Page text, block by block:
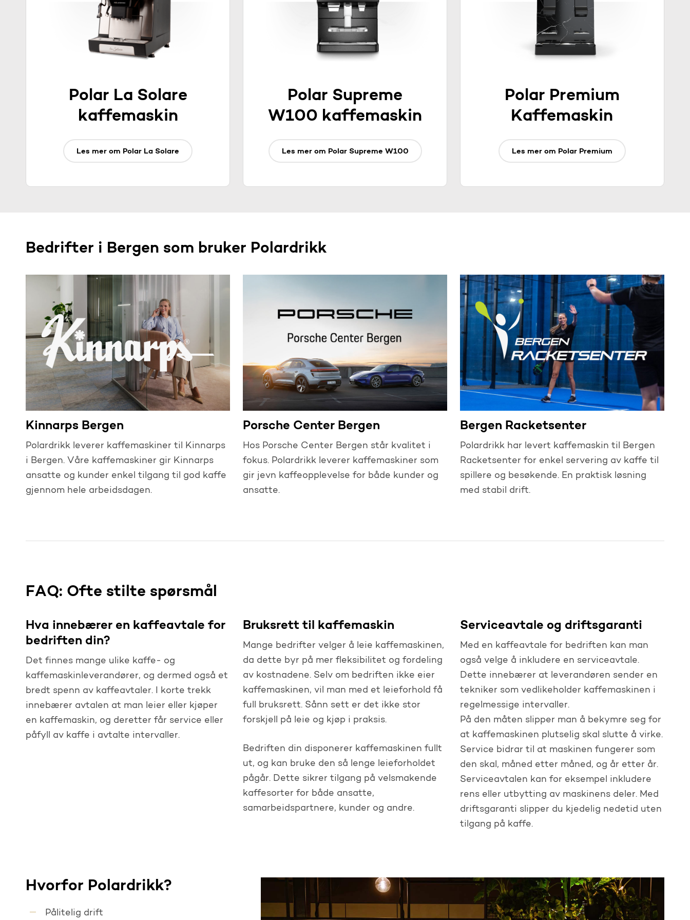
Polar Premium
Kaffemaskin
Les mer om Polar Premium
Polar Supreme
W100 kaffemaskin
Les mer om Polar Supreme W100
Polar La Solare
kaffemaskin
Les mer om Polar La Solare
Bedrifter i Bergen som bruker Polardrikk
Kinnarps Bergen
Polardrikk leverer kaffemaskiner til Kinnarps
i Bergen. Våre kaffemaskiner gir Kinnarps
ansatte og kunder enkel tilgang til god kaffe
gjennom hele arbeidsdagen.
Porsche Center Bergen
Hos Porsche Center Bergen står kvalitet i
fokus. Polardrikk leverer kaffemaskiner som
gir jevn kaffeopplevelse for både kunder og
ansatte.
Bergen Racketsenter
Polardrikk har levert kaffemaskin til Bergen
Racketsenter for enkel servering av kaffe til
spillere og besøkende. En praktisk løsning
med stabil drift.
FAQ: Ofte stilte spørsmål
Hva innebærer en kaffeavtale for
bedriften din?
Det finnes mange ulike kaffe- og
kaffemaskinleverandører, og dermed også et
bredt spenn av kaffeavtaler. I korte trekk
innebærer avtalen at man leier eller kjøper
en kaffemaskin, og deretter får service eller
påfyll av kaffe i avtalte intervaller.
Bruksrett til kaffemaskin
Mange bedrifter velger å leie kaffemaskinen,
da dette byr på mer fleksibilitet og fordeling
av kostnadene. Selv om bedriften ikke eier
kaffemaskinen, vil man med et leieforhold få
full bruksrett. Sånn sett er det ikke stor
forskjell på leie og kjøp i praksis.
Bedriften din disponerer kaffemaskinen fullt
ut, og kan bruke den så lenge leieforholdet
pågår. Dette sikrer tilgang på velsmakende
kaffesorter for både ansatte,
samarbeidspartnere, kunder og andre.
Serviceavtale og driftsgaranti
Med en kaffeavtale for bedriften kan man
også velge å inkludere en serviceavtale.
Dette innebærer at leverandøren sender en
tekniker som vedlikeholder kaffemaskinen i
regelmessige intervaller.
På den måten slipper man å bekymre seg for
at kaffemaskinen plutselig skal slutte å virke.
Service bidrar til at maskinen fungerer som
den skal, måned etter måned, og år etter år.
Serviceavtalen kan for eksempel inkludere
rens eller utbytting av maskinens deler. Med
driftsgaranti slipper du kjedelig nedetid uten
tilgang på kaffe.
Hvorfor Polardrikk?
Pålitelig drift